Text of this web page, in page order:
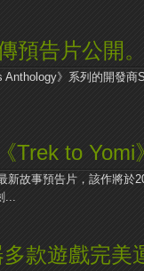
預告片公開
》系列的開發
Trek to Yomi
新故事預告片，該作將於
...
款遊戲完美